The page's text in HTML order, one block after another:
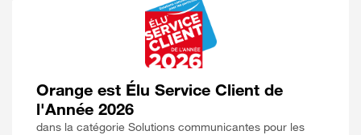
Orange est Élu Service Client de
l'Année 2026
dans la catégorie Solutions communicantes pour les